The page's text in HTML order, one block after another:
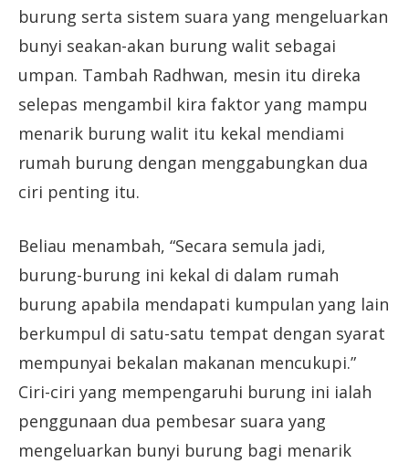
burung serta sistem suara yang mengeluarkan
bunyi seakan-akan burung walit sebagai
umpan. Tambah Radhwan, mesin itu direka
selepas mengambil kira faktor yang mampu
menarik burung walit itu kekal mendiami
rumah burung dengan menggabungkan dua
ciri penting itu.
Beliau menambah, “Secara semula jadi,
burung-burung ini kekal di dalam rumah
burung apabila mendapati kumpulan yang lain
berkumpul di satu-satu tempat dengan syarat
mempunyai bekalan makanan mencukupi.”
Ciri-ciri yang mempengaruhi burung ini ialah
peng­gunaan dua pembesar suara yang
mengeluarkan bunyi burung bagi menarik